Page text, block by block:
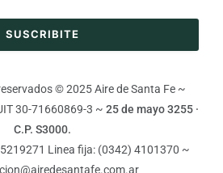
SUSCRIBITE
© 2025 Aire de Santa Fe ~
30-71660869-3 ~ 25 de mayo 3255 ·
C.P. S3000.
Linea fija: (0342) 4101370 ~